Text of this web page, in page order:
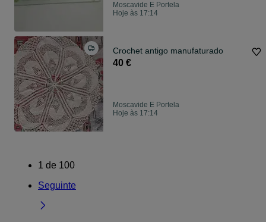
Moscavide E Portela
Hoje às 17:14
Crochet antigo manufaturado
40 €
Moscavide E Portela
Hoje às 17:14
1 de 100
Seguinte